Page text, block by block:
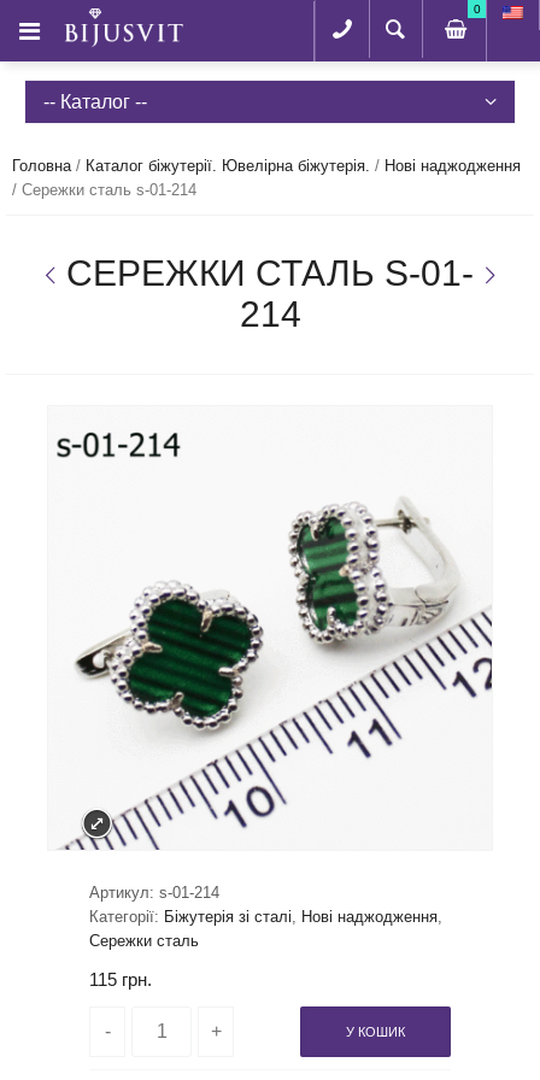
0
-- Каталог --
Головна/ Каталог біжутерії. Ювелірна біжутерія. / Нові наджодження
/ Сережки сталь s-01-214
СЕРЕЖКИ СТАЛЬ S-01-
214
Артикул: s-01-214
Категорії: Біжутерія зі сталі, Нові наджодження,
Сережки сталь
115 грн.
У КОШИК